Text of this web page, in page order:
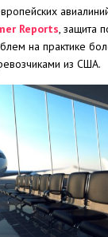
Reports, защита
на практике
из США.